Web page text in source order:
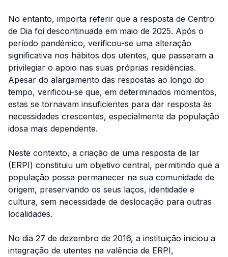
No entanto, importa referir que a resposta de Centro
de Dia foi descontinuada em maio de 2025. Após o
período pandémico, verificou-se uma alteração
significativa nos hábitos dos utentes, que passaram a
privilegiar o apoio nas suas próprias residências.
Apesar do alargamento das respostas ao longo do
tempo, verificou-se que, em determinados momentos,
estas se tornavam insuficientes para dar resposta às
necessidades crescentes, especialmente da população
idosa mais dependente.
Neste contexto, a criação de uma resposta de lar
(ERPI) constituiu um objetivo central, permitindo que a
população possa permanecer na sua comunidade de
origem, preservando os seus laços, identidade e
cultura, sem necessidade de deslocação para outras
localidades.
No dia 27 de dezembro de 2016, a instituição iniciou a
integração de utentes na valência de ERPI,